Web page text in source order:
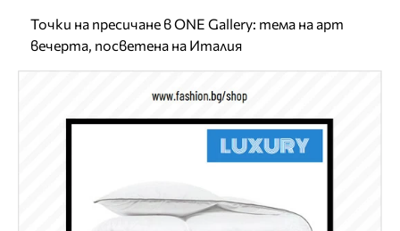
Точки на пресичане в ONE Gallery: тема на арт
вечерта, посветена на Италия